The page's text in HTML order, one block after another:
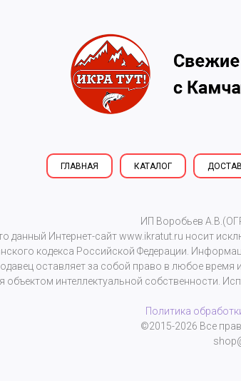
ГЛАВНАЯ КАТАЛОГ
ИП Воробьев
данный Интернет-сайтwww.ikratut.ru носит
кодекса Российской Федерации.
оставляет за собой право в любое
объектом интеллектуальной собственности.
Политика
©2015-2026 Все